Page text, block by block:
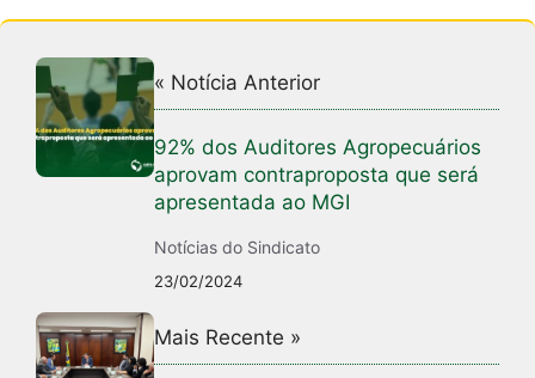
« Notícia Anterior
92% dos Auditores Agropecuários
aprovam contraproposta que será
apresentada ao MGI
Notícias do Sindicato
23/02/2024
Mais Recente »